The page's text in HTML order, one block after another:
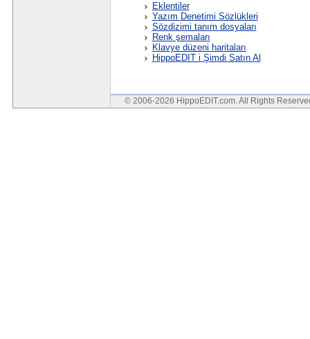
Eklentiler
Yazım Denetimi Sözlükleri
Sözdizimi tanım dosyaları
Renk şemaları
Klavye düzeni haritaları
HippoEDIT i Şimdi Satın Al
© 2006-2026 HippoEDIT.com. All Rights